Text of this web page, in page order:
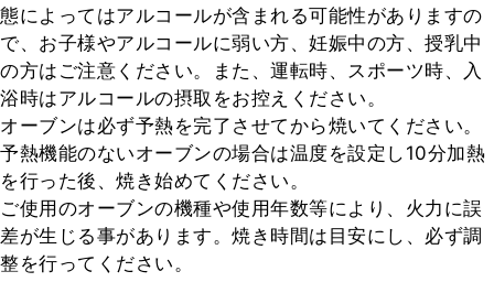
態によってはアルコールが含まれる可能性がありますの
で、お子様やアルコールに弱い方、妊娠中の方、授乳中
の方はご注意ください。また、運転時、スポーツ時、入
浴時はアルコールの摂取をお控えください。
オーブンは必ず予熱を完了させてから焼いてください。
予熱機能のないオーブンの場合は温度を設定し10分加熱
を行った後、焼き始めてください。
ご使用のオーブンの機種や使用年数等により、火力に誤
差が生じる事があります。焼き時間は目安にし、必ず調
整を行ってください。